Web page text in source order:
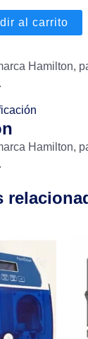
al carrito
Hamilton,
Hamilton,